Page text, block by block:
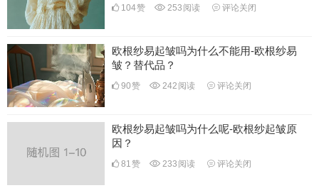
104赞 253 阅读 评论关闭
欧根纱易起皱吗为什么不能用-欧根纱易
皱？替代品？
90赞 242 阅读 评论关闭
欧根纱易起皱吗为什么呢-欧根纱起皱原
因？
81赞 233 阅读 评论关闭